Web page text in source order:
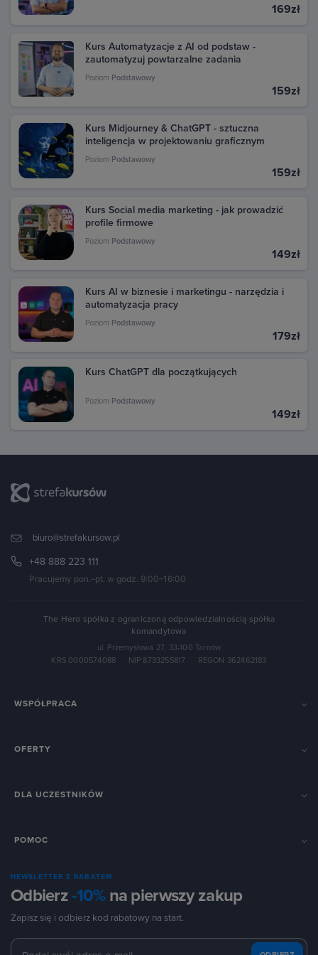
kliknij przycisk Faktura (jeśli jest dostępny).
Możesz również znaleźć fakturę na stronie Google
Pay. Przejdź pod ten adres: pay.google.com i zaloguj
się na swoje konto Google, z którego dokonano
zakupu. W sekcji Aktywność znajdziesz wszystkie
transakcje dokonane w Google Play. Kliknij daną
169zł
Kurs Automatyzacje z AI od podstaw -
zautomatyzuj powtarzalne zadania
Poziom Podstawowy
159zł
Kurs Midjourney & ChatGPT - sztuczna
inteligencja w projektowaniu graficznym
Poziom Podstawowy
159zł
Kurs Social media marketing - jak prowadzić
profile firmowe
Poziom Podstawowy
149zł
Kurs AI w biznesie i marketingu - narzędzia i
automatyzacja pracy
Poziom Podstawowy
179zł
Kurs ChatGPT dla początkujących
Poziom Podstawowy
149zł
biuro@strefakursow.pl
+48 888 223 111
Pracujemy pon.–pt. w godz. 9:00–16:00
The Hero spółka z ograniczoną odpowiedzialnością spółka
komandytowa
ul. Przemysłowa 27, 33-100 Tarnów
KRS 0000574088
NIP 8733255817 REGON 362462183
WSPÓŁPRACA
OFERTY
DLA UCZESTNIKÓW
POMOC
NEWSLETTER Z RABATEM
Odbierz-10%na pierwszy zakup
Zapisz się i odbierz kod rabatowy na start.